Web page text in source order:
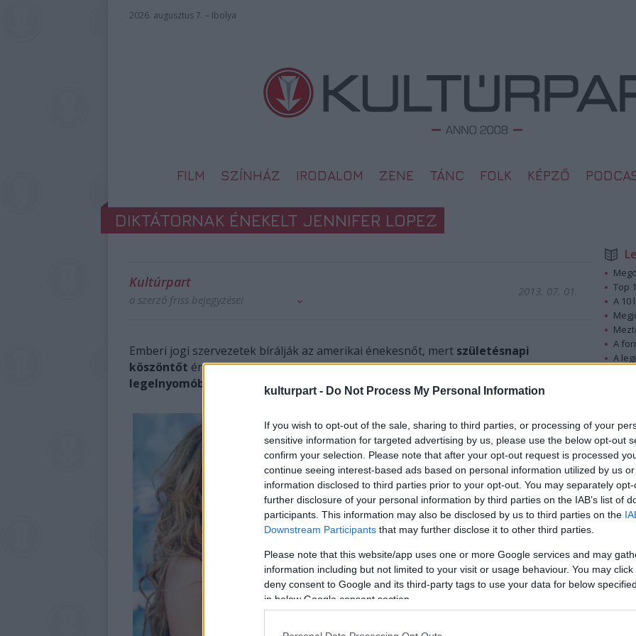
kulturpart - Do Not Process My Personal Information
If you wish to opt-out of the sale, sharing to third parties, or processing of your
sensitive information for targeted advertising by us, please use the below opt-out
confirm your selection. Please note that after your opt-out request is processed
continue seeing interest-based ads based on personal information utilized by us
information disclosed to third parties prior to your opt-out. You may separately
further disclosure of your personal information by third parties on the IAB’s list of
participants. This information may also be disclosed by us to third parties on the
Downstream Participants that may further disclose it to other third parties.
Please note that this website/app uses one or more Google services and may
information including but not limited to your visit or usage behaviour. You may
deny consent to Google and its third-party tags to use your data for below
in below Google consent section.
2026. augusztus 7. – Ibolya
FILM SZÍNHÁZ IRODALOM ZENE TÁNC FOLK KÉPZŐ
DIKTÁTORNAK ÉNEKELT JENNIFER LOPEZ
Kultúrpart
a szerző friss bejegyzései
2013. 07. 01.
Emberi jogi szervezetek bírálják az amerikai énekesnőt, mert születésnapi
köszöntőt énekeltGurbanguly Berdimukhammedownak, aki a világegyik
legelnyomóbb
, a türkmén rezsimvezetője.
tenger partján fekvő Awaza üdülőhelyen, egy
kínai olajtársaság rendezvényén lépett fel,
amikor felkérték, hogy énekeljen születésnapi
köszöntőt a türkmén vezetőnek. Azt nem tudni,
mennyit kapott a fellépésért az énekesnő. Az
énekesnő ügynöke szerint a meghívó fél az
utolsó pillanatban állt elő a felkéréssel, amelyet
Lopez "kegyesen elfogadott".
A közlemény szerint az énekesnő "nem
politikai", hanem magánrendezvényen vett
részt, s ha tudtak volna arról, hogy bajok
vannak az emberi jogokkal Türkmenisztánban,
Top
A 10
A
A